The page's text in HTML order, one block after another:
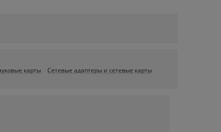
карты
Сетевые адаптеры и сетевые карты